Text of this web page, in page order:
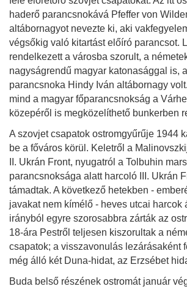
haderő parancsnokává Pfeffer von
altábornagyot nevezte ki, aki
végsőkig való kitartást előíró parancsot.
rendelkezett a városba szorult, a
nagyságrendű magyar katonasággal is,
parancsnoka Hindy Iván altábornagy
mind a magyar főparancsnokság a
közepéről is megközelíthető bunkerben
A szovjet csapatok ostromgyűrűje 1944
be a főváros körül. Keletről a
II. Ukrán Front, nyugatról a Tolbuhin
parancsnoksága alatt harcoló III. Ukrán
támadtak. A következő hetekben -
javakat nem kímélő - heves utcai harcok
irányból egyre szorosabbra zárták az
18-ára Pestről teljesen kiszorultak a
csapatok; a visszavonulás lezárásaként
még álló két Duna-hidat, az Erzsébet
Buda belső részének ostromát január